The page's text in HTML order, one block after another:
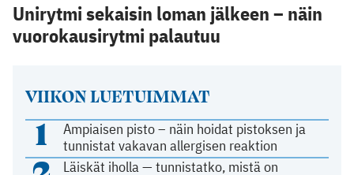
VIIKON LUETUIMMAT
1
Ampiaisen pisto – näin hoidat pistoksen ja
tunnistat vakavan allergisen reaktion
Läiskät iholla — tunnistatko, mistä on
Unirytmi sekaisin loman jälkeen – näin
vuorokausirytmi palautuu